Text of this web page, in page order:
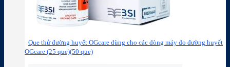
Que thử đường huyết OGcare dùng cho các dòng máy đo đường huyết
OGcare (25 que)(50 que)